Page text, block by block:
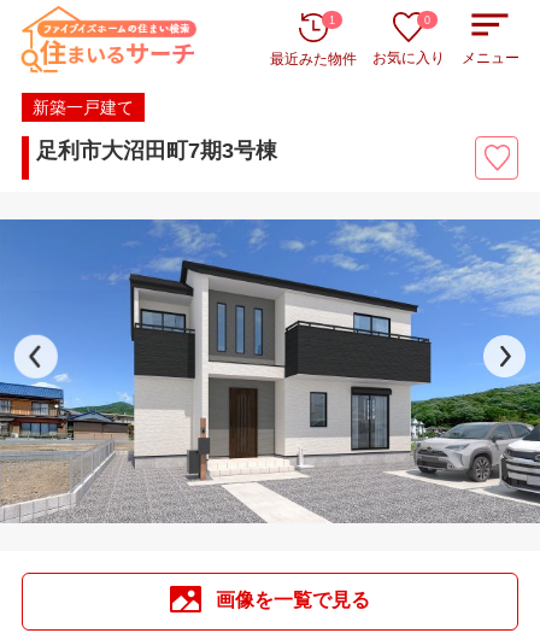
最近みた物件
1
お気に入り
0
メニュー
新築一戸建て
足利市大沼田町7期3号棟
画像を一覧で見る